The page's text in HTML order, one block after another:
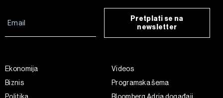
Pretplati se na
newsletter
Ekonomija
Biznis
Videos
Programska šema